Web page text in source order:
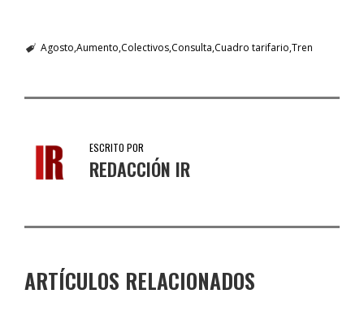
Agosto Aumento ColectivosConsulta Cuadro tarifario Tren
ESCRITO POR
REDACCIÓN IR
ARTÍCULOS RELACIONADOS